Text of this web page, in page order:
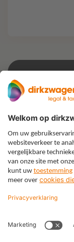
Expertises
Thema’s